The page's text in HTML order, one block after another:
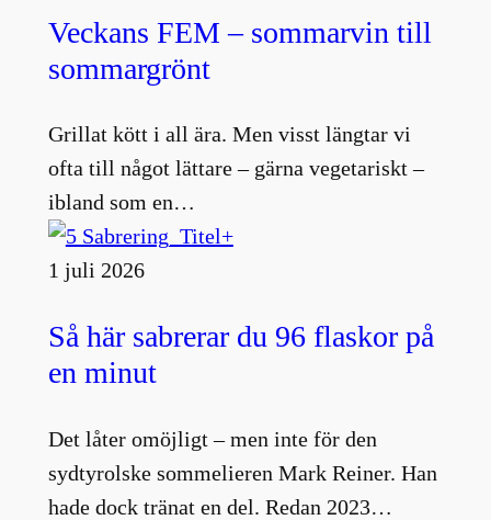
Veckans FEM – sommarvin till
sommargrönt
Grillat kött i all ära. Men visst längtar vi
ofta till något lättare – gärna vegetariskt –
ibland som en…
1 juli 2026
Så här sabrerar du 96 flaskor på
en minut
Det låter omöjligt – men inte för den
sydtyrolske sommelieren Mark Reiner. Han
hade dock tränat en del. Redan 2023…